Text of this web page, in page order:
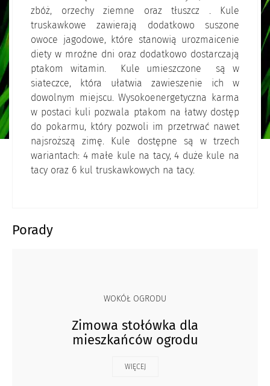
zbóż, orzechy ziemne oraz tłuszcz . Kule
truskawkowe zawierają dodatkowo suszone
owoce jagodowe, które stanowią urozmaicenie
diety w mroźne dni oraz dodatkowo dostarczają
ptakom witamin. Kule umieszczone są w
siateczce, która ułatwia zawieszenie ich w
dowolnym miejscu. Wysokoenergetyczna karma
w postaci kuli pozwala ptakom na łatwy dostęp
do pokarmu, który pozwoli im przetrwać nawet
najsroższą zimę. Kule dostępne są w trzech
wariantach: 4 małe kule na tacy, 4 duże kule na
tacy oraz 6 kul truskawkowych na tacy.
Porady
WOKÓŁ OGRODU
Zimowa stołówka dla
mieszkańców ogrodu
WIĘCEJ